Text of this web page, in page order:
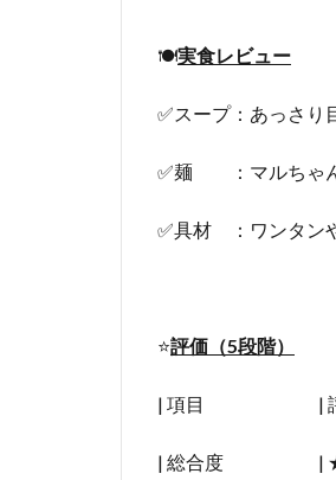
🍽実食レビュー
✅スープ：あっさり
✅麺 ：マルちゃ
✅具材 ：ワンタン
⭐️評価（5段階）
| 項目 |
| 総合度 |